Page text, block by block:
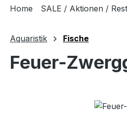
Home SALE / Aktionen /
Aquaristik Fische
Feuer-
Bildergalerie überspringen